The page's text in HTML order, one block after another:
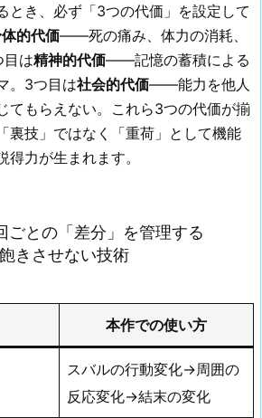
とき、必ず「3つの代価」を設定して
的代価——死の痛み、体力の消耗、
目は精神的代価——記憶の蓄積による
。3つ目は社会的代価——能力を他人
てもらえない。これら3つの代価が揃
裏技」ではなく「重荷」として機能
得力が生まれます。
ごとの「差分」を管理する
きさせない技術
本作での使い方
スバルの行動変化→周囲の
反応変化→結末の変化